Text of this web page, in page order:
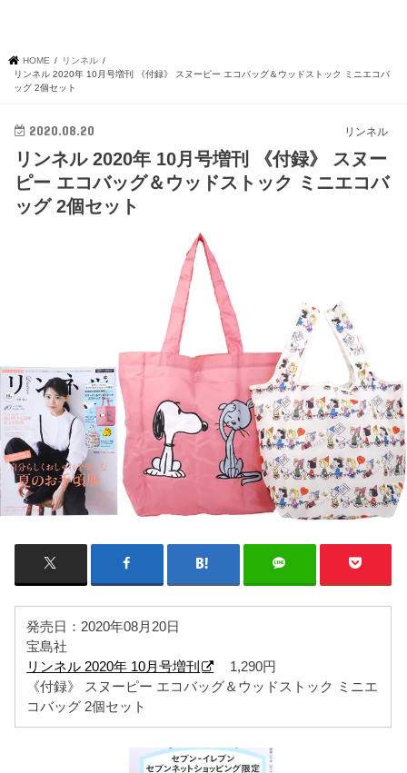
HOME
リンネル
リンネル 2020年 10月号増刊 《付録》 スヌーピー エコバッグ＆ウッドストック ミニエコバ
ッグ 2個セット
リンネル
2020.08.20
リンネル 2020年 10月号増刊 《付録》 スヌー
ピー エコバッグ＆ウッドストック ミニエコバ
ッグ 2個セット
発売日：2020年08月20日
宝島社
リンネル 2020年 10月号増刊
1,290円
《付録》 スヌーピー エコバッグ＆ウッドストック ミニエ
コバッグ 2個セット